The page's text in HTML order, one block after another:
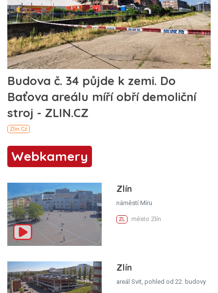
Webkamery
Zlín
náměstí Míru
ZL město Zlín
Zlín
areál Svit, pohled od 22. budovy